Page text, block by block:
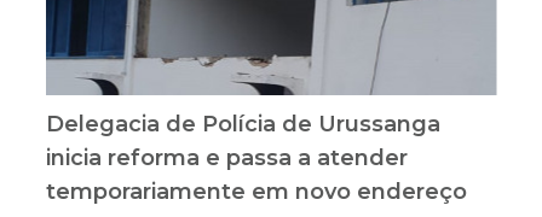
Delegacia de Polícia de Urussanga
inicia reforma e passa a atender
temporariamente em novo endereço